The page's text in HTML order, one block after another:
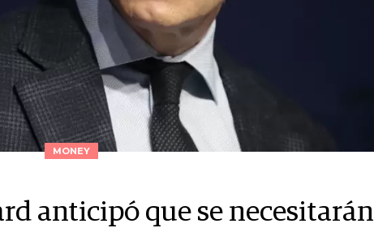
MONEY
anticipó que se necesitarán